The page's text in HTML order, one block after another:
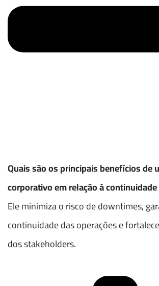
Quais são os principais benefícios de
corporativo em relação à
Ele minimiza o risco de downtimes,
continuidade das operações e
dos stakeholders.